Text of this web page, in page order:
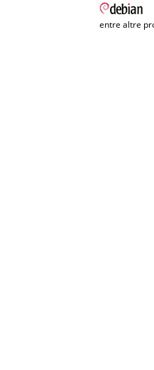
entre altre